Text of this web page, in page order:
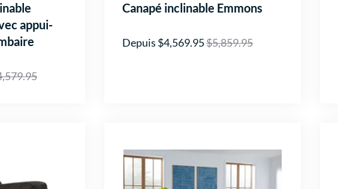
appui-
Canapé inclinable Emmons
Depuis $4,569.95$5,859.95